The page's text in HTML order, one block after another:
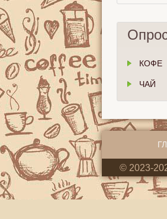
КОФЕ
ЧАЙ
© 2023-